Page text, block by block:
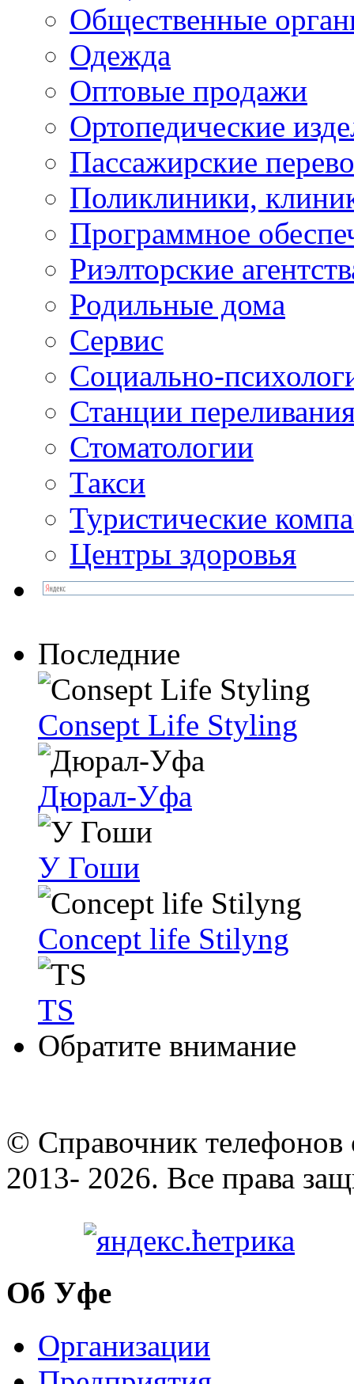
Общественные
Одежда
Оптовые продажи
Ортопедические
Пассажирские
Поликлиники,
Программное
Риэлторские
Родильные дома
Сервис
Социально-
Станции
Стоматологии
Такси
Туристические
Центры здоровья
Последние
Consept Life Styling
Дюрал-Уфа
У Гоши
Concept life Stilyng
TS
Обратите внимание
© Cправочник телефонов
2013- 2026. Все права
Об Уфе
Организации